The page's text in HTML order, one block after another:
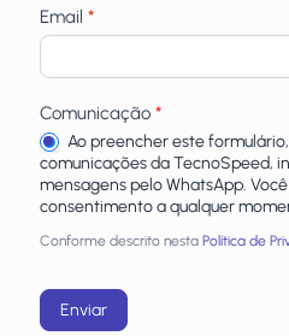
Email *
Comunicação *
Ao preencher este
comunicações da TecnoSpeed,
mensagens pelo WhatsApp.
consentimento a qualquer
Conforme descrito nesta Política de
Enviar